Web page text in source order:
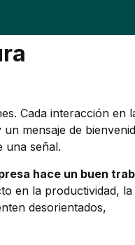
Cada interacción en
mensaje de
una señal.
hace un buen
en la productividad, la
desorientados,